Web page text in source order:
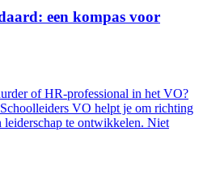
een kompas voor
of HR-professional in het VO?
VO helpt je om richting
leiderschap te ontwikkelen. Niet